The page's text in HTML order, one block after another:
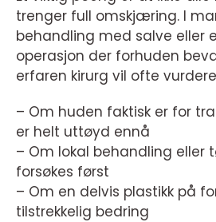
trenger full omskjæring. I
behandling med salve eller
operasjon der forhuden
erfaren kirurg vil ofte
– Om huden faktisk er for
er helt uttøyd ennå
– Om lokal behandling eller
forsøkes først
– Om en delvis plastikk på
tilstrekkelig bedring